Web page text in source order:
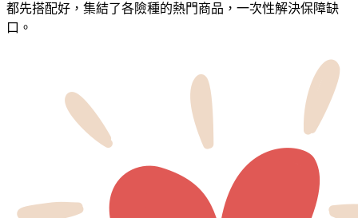
都先搭配好，集結了各險種的熱門商品，一次性解決保障缺
口。